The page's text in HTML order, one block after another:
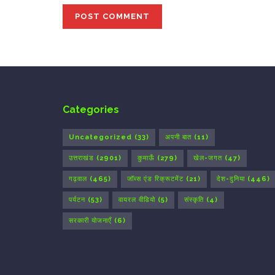
Categories
Uncategorized (33) अपनी बात (11)
उत्तराखंड (2901) कुमाऊँ (279) खेल-जगत (47)
गढ़वाल (465) जॉब्स एंड रिक्रूटमेंट (21) देश-दुनिया (446)
पर्यटन (53) वायरल वीडियो (5) संस्कृति (4)
सरकारी योजनाएँ (6)